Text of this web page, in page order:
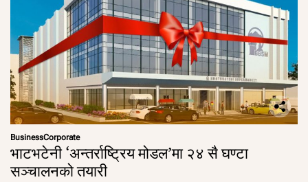
BusinessCorporate
भाटभटेनी ‘अन्तर्राष्ट्रिय मोडल’मा २४ सै घण्टा
सञ्चालनको तयारी